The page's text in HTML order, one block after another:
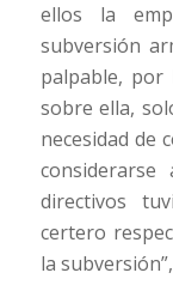
ellos la
subversión
palpable, por
sobre ella,
necesidad de
directivos
certero
la